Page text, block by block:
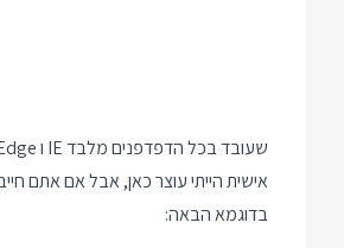
שעובד בכל הדפדפנים מלבד IE ו IE Edge.
בדוגמא הבאה: